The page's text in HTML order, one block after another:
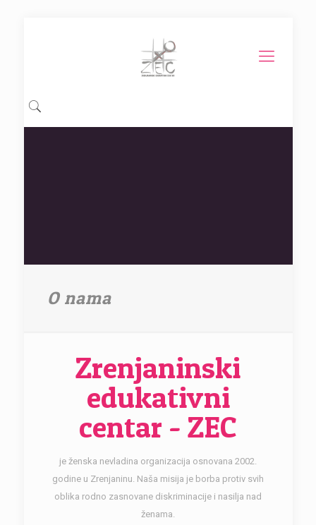
O nama
Zrenjaninski
edukativni
centar - ZEC
je ženska nevladina organizacija osnovana 2002.
godine u Zrenjaninu. Naša misija je borba protiv svih
oblika rodno zasnovane diskriminacije i nasilja nad
ženama.